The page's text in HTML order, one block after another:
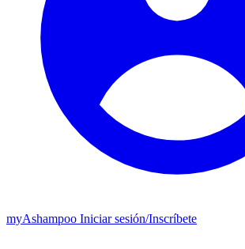
myAshampoo Iniciar sesión/Inscríbete